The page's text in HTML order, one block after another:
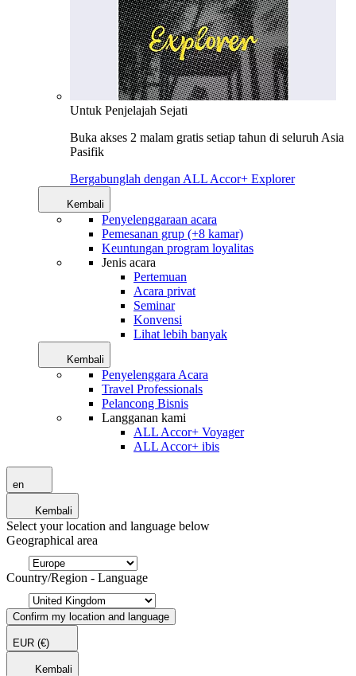
Untuk Penjelajah Sejati
Buka akses 2 malam gratis setiap tahun di seluruh Asia
Pasifik
Bergabunglah dengan ALL Accor+ Explorer
Kembali
Penyelenggaraan acara
Pemesanan grup (+8 kamar)
Keuntungan program loyalitas
Jenis acara
Pertemuan
Acara privat
Seminar
Konvensi
Lihat lebih banyak
Kembali
Penyelenggara Acara
Travel Professionals
Pelancong Bisnis
Langganan kami
ALL Accor+ Voyager
ALL Accor+ ibis
en
Kembali
Select your location and language below
Geographical area
Country/Region - Language
Confirm my location and language
EUR (€)
Kembali